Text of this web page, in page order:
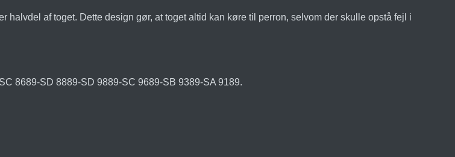
af toget. Dette design gør, at toget altid kan køre til perron, selvom der skulle opstå fejl i
8689-SD 8889-SD 9889-SC 9689-SB 9389-SA 9189.